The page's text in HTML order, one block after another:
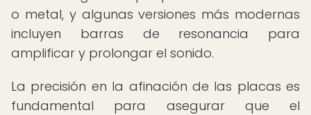
o metal, y algunas versiones más modernas
incluyen barras de resonancia para
amplificar y prolongar el sonido.
La precisión en la afinación de las placas es
fundamental para asegurar que el